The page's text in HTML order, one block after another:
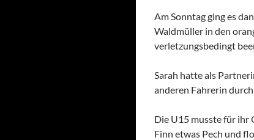
Am Sonntag ging es
Waldmüller in den
verletzungsbedingt
Sarah hatte als
anderen Fahrerin
Die U15 musste für ihr
Finn etwas Pech und